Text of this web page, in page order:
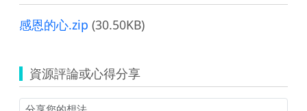
感恩的心.zip (30.50KB)
資源評論或心得分享